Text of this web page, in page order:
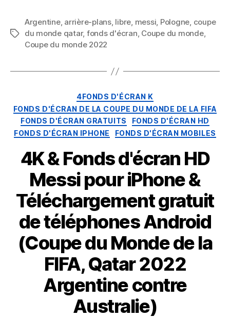
du
Monde
vs
Pologne)
Mots
Argentine, arrière-plans, libre, messi, Pologne, coupe
du monde qatar, fonds d'écran, Coupe du monde,
Coupe du monde 2022
Catégories
4FONDS D'ÉCRAN K
FONDS D'ÉCRAN DE LA COUPE DU MONDE DE LA FIFA
FONDS D'ÉCRAN GRATUITS
FONDS D'ÉCRAN HD
FONDS D'ÉCRAN IPHONE
FONDS D'ÉCRAN MOBILES
4K & Fonds d'écran HD
Messi pour iPhone &
Téléchargement gratuit
de téléphones Android
(Coupe du Monde de la
FIFA, Qatar 2022
Argentine contre
Australie)